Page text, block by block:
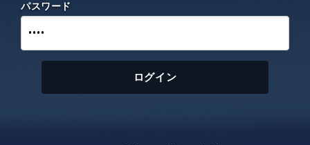
パスワード